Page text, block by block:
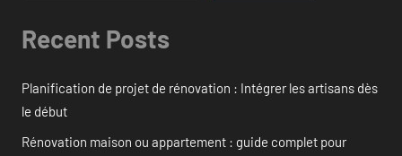
Recent Posts
Planification de projet de rénovation : Intégrer les artisans dès
le début
Rénovation maison ou appartement : guide complet pour